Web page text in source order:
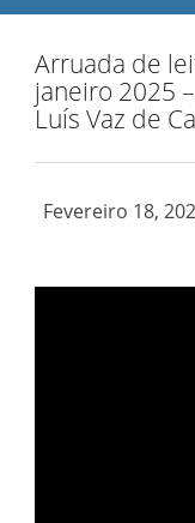
Arruada de
janeiro 2025
Luís Vaz de
Fevereiro 18,